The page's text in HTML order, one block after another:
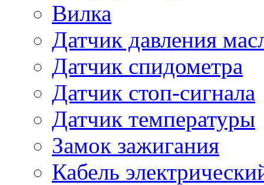
Вилка
Датчик давления
Датчик спидометра
Датчик стоп-сигнала
Датчик температуры
Замок зажигания
Кабель